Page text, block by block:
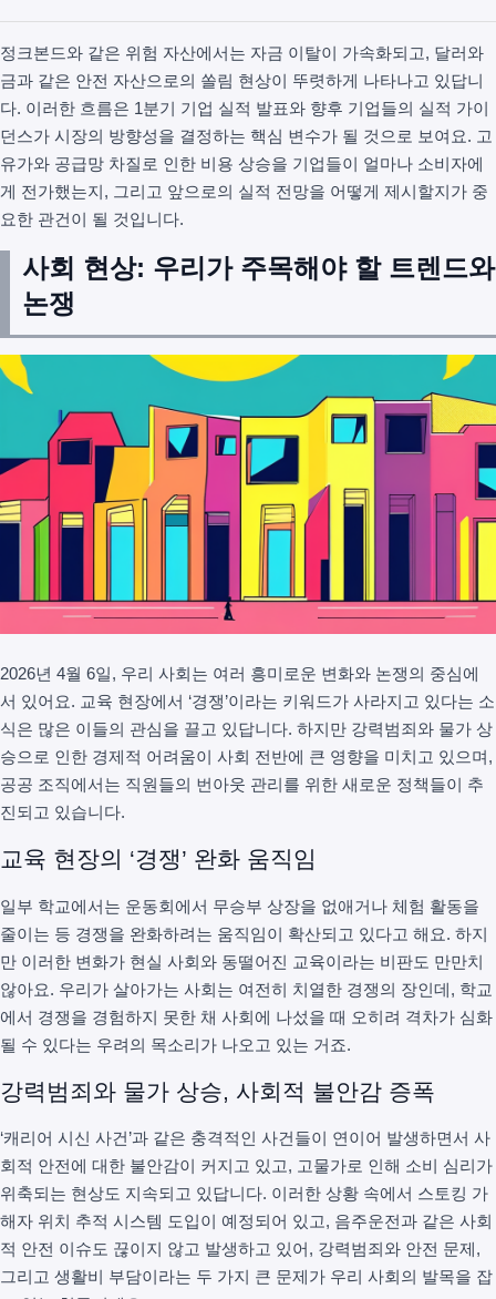
정크본드와 같은 위험 자산에서는 자금 이탈이 가속화되고, 달러와
금과 같은 안전 자산으로의 쏠림 현상이 뚜렷하게 나타나고 있답니
다. 이러한 흐름은 1분기 기업 실적 발표와 향후 기업들의 실적 가이
던스가 시장의 방향성을 결정하는 핵심 변수가 될 것으로 보여요. 고
유가와 공급망 차질로 인한 비용 상승을 기업들이 얼마나 소비자에
게 전가했는지, 그리고 앞으로의 실적 전망을 어떻게 제시할지가 중
요한 관건이 될 것입니다.
사회 현상: 우리가 주목해야 할 트렌드와
논쟁
2026년 4월 6일, 우리 사회는 여러 흥미로운 변화와 논쟁의 중심에
서 있어요. 교육 현장에서 ‘경쟁’이라는 키워드가 사라지고 있다는 소
식은 많은 이들의 관심을 끌고 있답니다. 하지만 강력범죄와 물가 상
승으로 인한 경제적 어려움이 사회 전반에 큰 영향을 미치고 있으며,
공공 조직에서는 직원들의 번아웃 관리를 위한 새로운 정책들이 추
진되고 있습니다.
교육 현장의 ‘경쟁’ 완화 움직임
일부 학교에서는 운동회에서 무승부 상장을 없애거나 체험 활동을
줄이는 등 경쟁을 완화하려는 움직임이 확산되고 있다고 해요. 하지
만 이러한 변화가 현실 사회와 동떨어진 교육이라는 비판도 만만치
않아요. 우리가 살아가는 사회는 여전히 치열한 경쟁의 장인데, 학교
에서 경쟁을 경험하지 못한 채 사회에 나섰을 때 오히려 격차가 심화
될 수 있다는 우려의 목소리가 나오고 있는 거죠.
강력범죄와 물가 상승, 사회적 불안감 증폭
‘캐리어 시신 사건’과 같은 충격적인 사건들이 연이어 발생하면서 사
회적 안전에 대한 불안감이 커지고 있고, 고물가로 인해 소비 심리가
위축되는 현상도 지속되고 있답니다. 이러한 상황 속에서 스토킹 가
해자 위치 추적 시스템 도입이 예정되어 있고, 음주운전과 같은 사회
적 안전 이슈도 끊이지 않고 발생하고 있어, 강력범죄와 안전 문제,
그리고 생활비 부담이라는 두 가지 큰 문제가 우리 사회의 발목을 잡